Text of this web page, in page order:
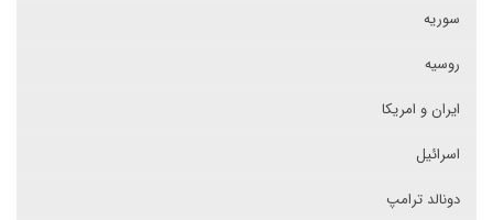
سوریه
روسیه
ایران و امریکا
اسرائیل
دونالد ترامپ